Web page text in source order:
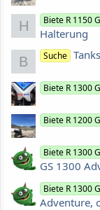
H Biete R 1150
Halterung
B Suche
Biete R 1300
Biete R 1200
Biete R 1300
GS 1300
Biete R 1300
Adventure,